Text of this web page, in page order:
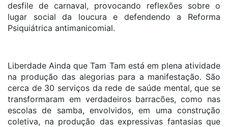
desfile de carnaval, provocando reflexões sobre o
lugar social da loucura e defendendo a Reforma
Psiquiátrica antimanicomial.
Liberdade Ainda que Tam Tam está em plena atividade
na produção das alegorias para a manifestação. São
cerca de 30 serviços da rede de saúde mental, que se
transformaram em verdadeiros barracões, como nas
escolas de samba, envolvidos, em uma construção
coletiva, na produção das expressivas fantasias que